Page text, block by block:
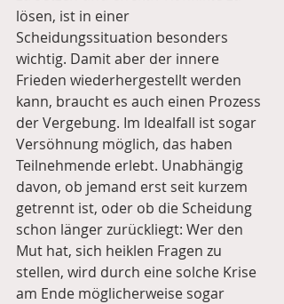
lösen, ist in einer
Scheidungssituation besonders
wichtig. Damit aber der innere
Frieden wiederhergestellt werden
kann, braucht es auch einen Prozess
der Vergebung. Im Idealfall ist sogar
Versöhnung möglich, das haben
Teilnehmende erlebt. Unabhängig
davon, ob jemand erst seit kurzem
getrennt ist, oder ob die Scheidung
schon länger zurückliegt: Wer den
Mut hat, sich heiklen Fragen zu
stellen, wird durch eine solche Krise
am Ende möglicherweise sogar